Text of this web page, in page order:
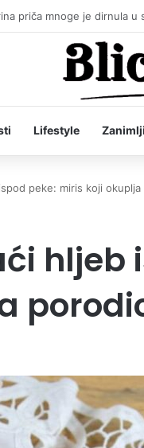
priča mnoge je dirnula u
Lifestyle
peke: miris koji
hljeb